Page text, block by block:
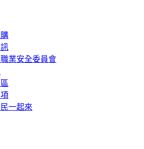
業安全委員會
一起來